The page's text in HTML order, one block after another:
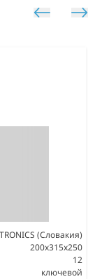
(Словакия)
200x315x250
12
ключевой